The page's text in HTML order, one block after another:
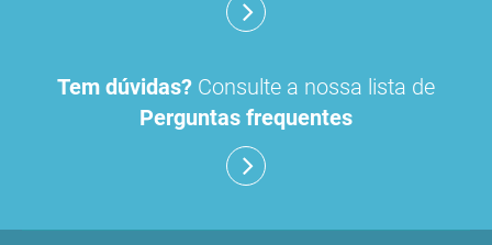
Tem dúvidas? Consulte a nossa lista de
Perguntas frequentes